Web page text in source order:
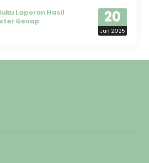
20
Jun 2025
Laporan Hasil
Genap